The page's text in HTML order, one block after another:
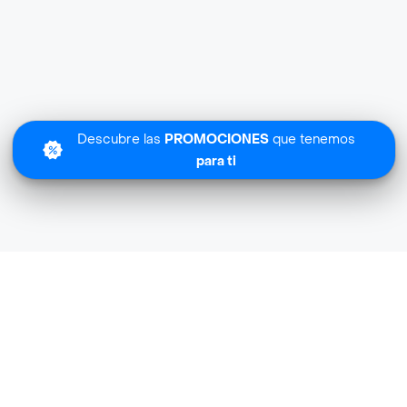
Descubre las PROMOCIONES que tenemos
para ti